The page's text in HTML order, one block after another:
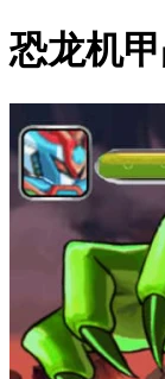
恐龙机